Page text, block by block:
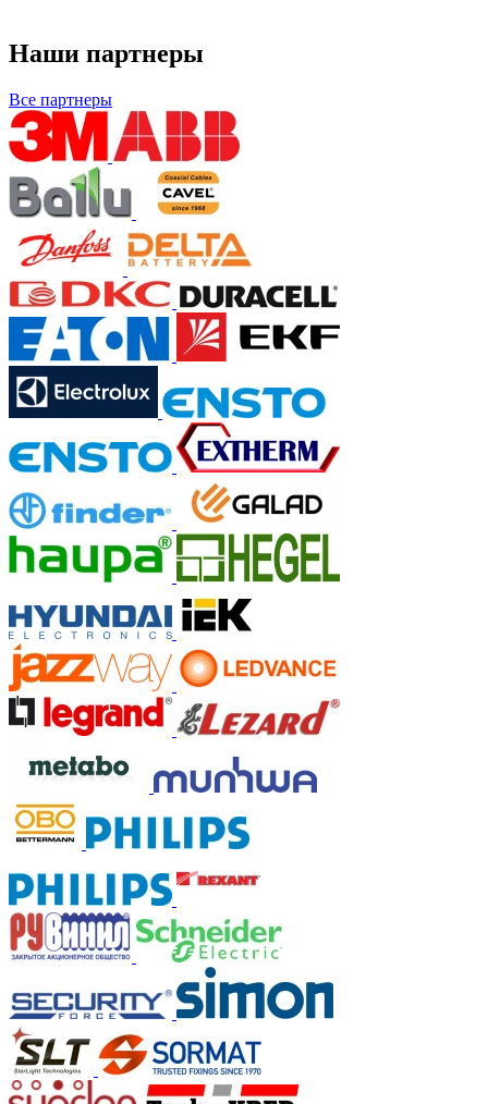
Наши партнеры
Все партнеры